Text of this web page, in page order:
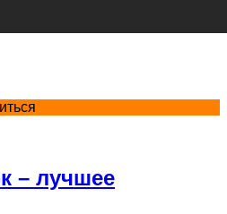
– лучшее